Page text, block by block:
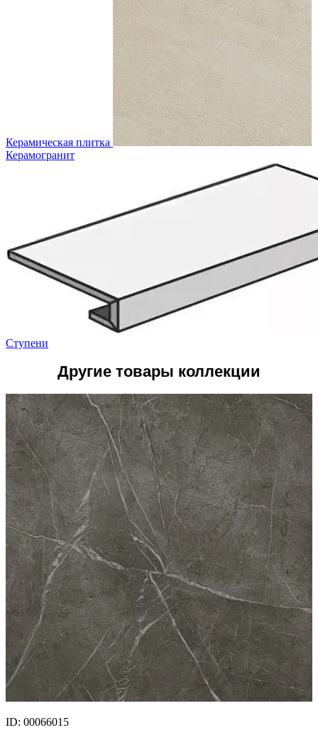
Керамическая плитка
Керамогранит
Ступени
Другие товары коллекции
ID: 00066015